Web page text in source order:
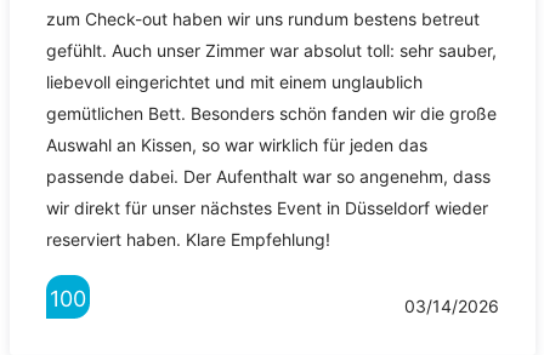
zum Check-out haben wir uns rundum bestens betreut
gefühlt. Auch unser Zimmer war absolut toll: sehr sauber,
liebevoll eingerichtet und mit einem unglaublich
gemütlichen Bett. Besonders schön fanden wir die große
Auswahl an Kissen, so war wirklich für jeden das
passende dabei. Der Aufenthalt war so angenehm, dass
wir direkt für unser nächstes Event in Düsseldorf wieder
reserviert haben. Klare Empfehlung!
100 03/14/2026